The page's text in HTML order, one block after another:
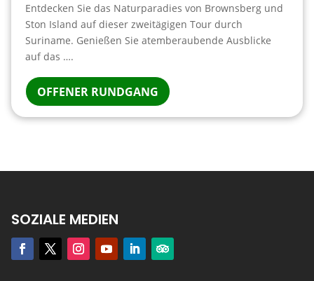
Entdecken Sie das Naturparadies von Brownsberg und
Ston Island auf dieser zweitägigen Tour durch
Suriname. Genießen Sie atemberaubende Ausblicke
auf das ….
OFFENER RUNDGANG
SOZIALE MEDIEN